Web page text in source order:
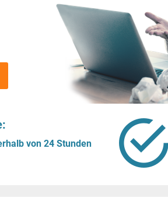
von 24 Stunden